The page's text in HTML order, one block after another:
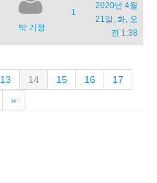
박 기정
1
2020년 4월
21일, 화, 오
전 1:38
13 14(current)
15 16
17
»다
음